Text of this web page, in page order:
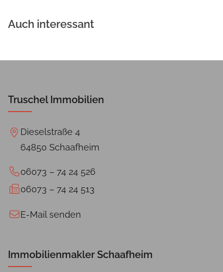
Auch interessant
Truschel Immobilien
Dieselstraße 4
64850 Schaafheim
06073 – 74 24 526
06073 – 74 24 513
E-Mail senden
Immobilienmakler Schaafheim